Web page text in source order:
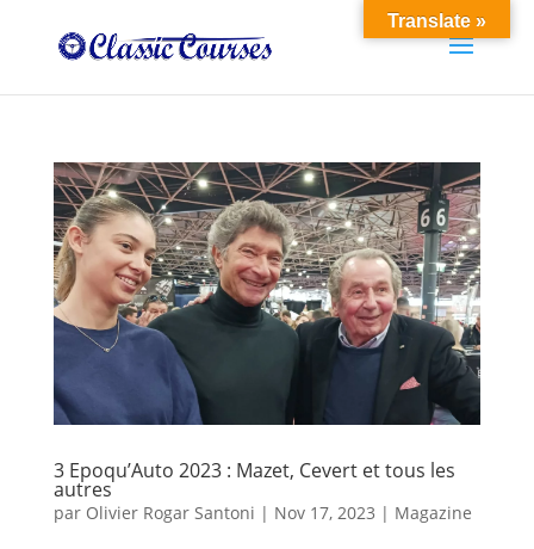
3 Epoqu’Auto 2023 : Mazet, Cevert et tous les
autres
par Olivier Rogar Santoni | Nov 17, 2023 | Magazine
Translate »